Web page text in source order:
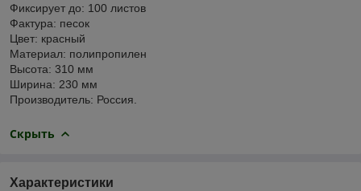
Фиксирует до: 100 листов
Фактура: песок
Цвет: красный
Материал: полипропилен
Высота: 310 мм
Ширина: 230 мм
Производитель: Россия.
Скрыть
Характеристики